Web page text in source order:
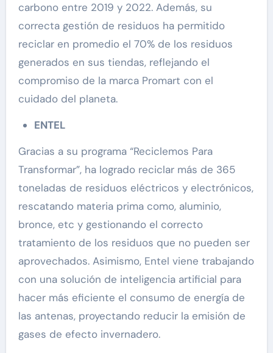
carbono entre 2019 y 2022. Además, su
correcta gestión de residuos ha permitido
reciclar en promedio el 70% de los residuos
generados en sus tiendas, reflejando el
compromiso de la marca Promart con el
cuidado del planeta.
ENTEL
Gracias a su programa “Reciclemos Para
Transformar”, ha logrado reciclar más de 365
toneladas de residuos eléctricos y electrónicos,
rescatando materia prima como, aluminio,
bronce, etc y gestionando el correcto
tratamiento de los residuos que no pueden ser
aprovechados. Asimismo, Entel viene trabajando
con una solución de inteligencia artificial para
hacer más eficiente el consumo de energía de
las antenas, proyectando reducir la emisión de
gases de efecto invernadero.